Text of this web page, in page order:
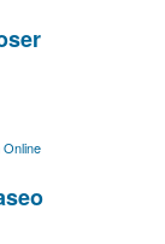
Online